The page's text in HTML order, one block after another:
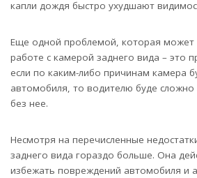
капли дождя быстро ухудшают
Еще одной проблемой, которая может
работе с камерой заднего вида – это
если по каким-либо причинам камера
автомобиля, то водителю буде сложно
без нее.
Несмотря на перечисленные
заднего вида гораздо больше. Она
избежать повреждений автомобиля и